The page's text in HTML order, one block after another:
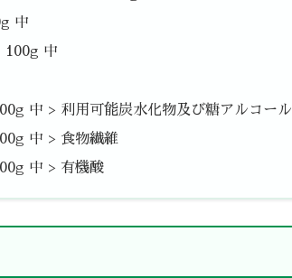
中
100g 中
中 > 利用可能炭水化物及び糖アルコール
中 > 食物繊維
中 > 有機酸